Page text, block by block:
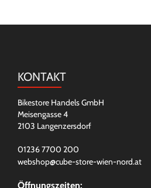
KONTAKT
Bikestore Handels GmbH
Meisengasse 4
2103 Langenzersdorf
01236 7700 200
webshop@cube-store-wien-nord.at
Öffnungszeiten: